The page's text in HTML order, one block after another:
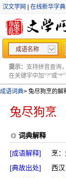
汉文学网 在线新华字典
成语名称
提示： 支持拼音查询
在关键字中加“?”或
成语词典> 兔尽狗烹的解
兔尽狗烹
词典解释
[成语解释]
烹
[典故出处]
西汉